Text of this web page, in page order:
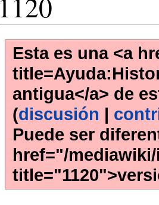
Esta es una <a
antigua</a> de
(discusión
Puede ser
href="/